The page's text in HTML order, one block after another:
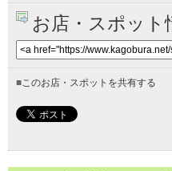
お店・スポット
■このお店・スポットを共有する